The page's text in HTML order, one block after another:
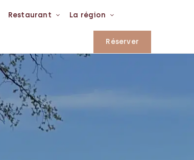
Restaurant La région
Réserver